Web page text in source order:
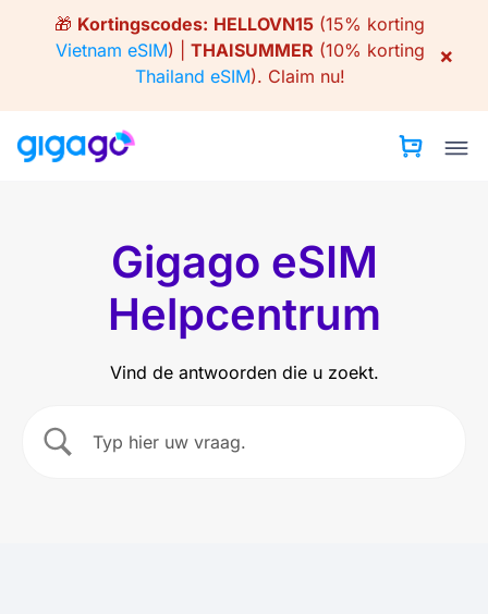
🎁 Kortingscodes: HELLOVN15 (15% korting
Vietnam eSIM) | THAISUMMER (10% korting
Thailand eSIM). Claim nu!
×
Gigago eSIM
Helpcentrum
Vind de antwoorden die u zoekt.